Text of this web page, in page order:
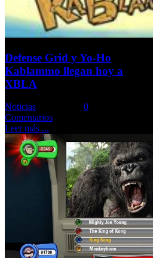
Defense Grid y Yo-Ho
Kablammo llegan hoy a
XBLA
Noticias
0
Comentarios
Leer más ...